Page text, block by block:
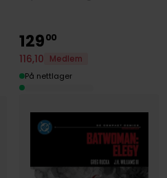
12900
116,10
Medlem
På nettlager